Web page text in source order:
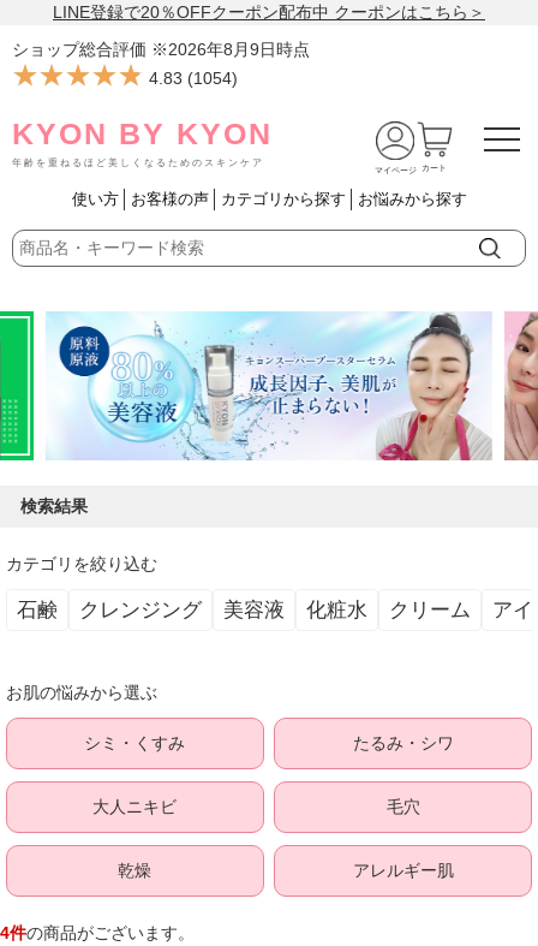
LINE登録で20％OFFクーポン配布中 クーポンはこちら＞
ショップ総合評価 ※2026年8月9日時点
★★★★★
★★★★★ 4.83 (1054)
KYON BY KYON
年齢を重ねるほど美しくなるためのスキンケア
マイページ カート
使い方 お客様の声 カテゴリから探す お悩みから探す
検索結果
カテゴリを絞り込む
石鹸 クレンジング 美容液 化粧水 クリーム ア
お肌の悩みから選ぶ
シミ・くすみ たるみ・シワ
大人ニキビ 毛穴
乾燥 アレルギー肌
4件の商品がございます。